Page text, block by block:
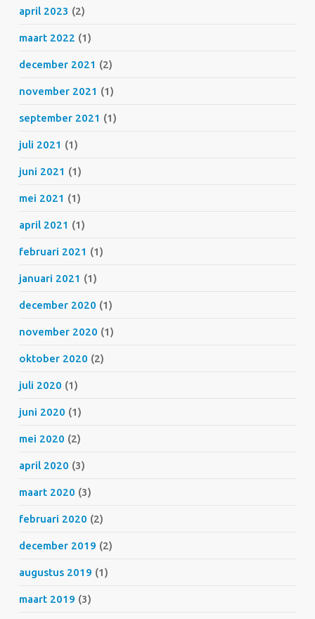
april 2023 (2)
maart 2022 (1)
december 2021 (2)
november 2021 (1)
september 2021 (1)
juli 2021 (1)
juni 2021 (1)
mei 2021 (1)
april 2021 (1)
februari 2021 (1)
januari 2021 (1)
december 2020 (1)
november 2020 (1)
oktober 2020 (2)
juli 2020 (1)
juni 2020 (1)
mei 2020 (2)
april 2020 (3)
maart 2020 (3)
februari 2020 (2)
december 2019 (2)
augustus 2019 (1)
maart 2019 (3)